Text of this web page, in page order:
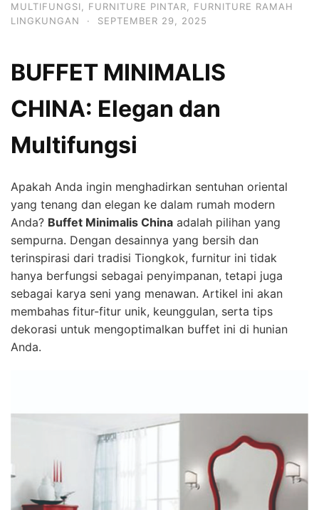
MULTIFUNGSI, FURNITURE PINTAR, FURNITURE RAMAH
LINGKUNGAN
· SEPTEMBER 29, 2025
BUFFET MINIMALIS
CHINA: Elegan dan
Multifungsi
Apakah Anda ingin menghadirkan sentuhan oriental
yang tenang dan elegan ke dalam rumah modern
Anda? Buffet Minimalis China adalah pilihan yang
sempurna. Dengan desainnya yang bersih dan
terinspirasi dari tradisi Tiongkok, furnitur ini tidak
hanya berfungsi sebagai penyimpanan, tetapi juga
sebagai karya seni yang menawan. Artikel ini akan
membahas fitur-fitur unik, keunggulan, serta tips
dekorasi untuk mengoptimalkan buffet ini di hunian
Anda.